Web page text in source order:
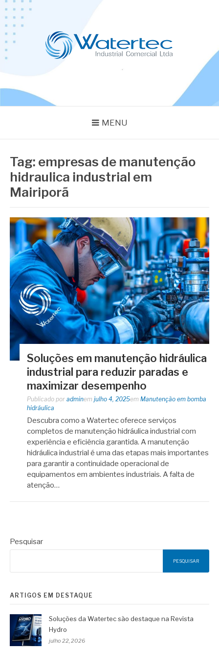
Pular
para
conteúdo
MENU
Tag: empresas de manutenção
hidraulica industrial em
Mairiporã
Soluções em manutenção hidráulica
industrial para reduzir paradas e
maximizar desempenho
Publicado por adminem julho 4, 2025em Manutenção em bomba
hidráulica
Descubra como a Watertec oferece serviços
completos de manutenção hidráulica industrial com
experiência e eficiência garantida. A manutenção
hidráulica industrial é uma das etapas mais importantes
para garantir a continuidade operacional de
equipamentos em ambientes industriais. A falta de
atenção…
Pesquisar
PESQUISAR
ARTIGOS EM DESTAQUE
Soluções da Watertec são destaque na Revista
Hydro
julho 22, 2026